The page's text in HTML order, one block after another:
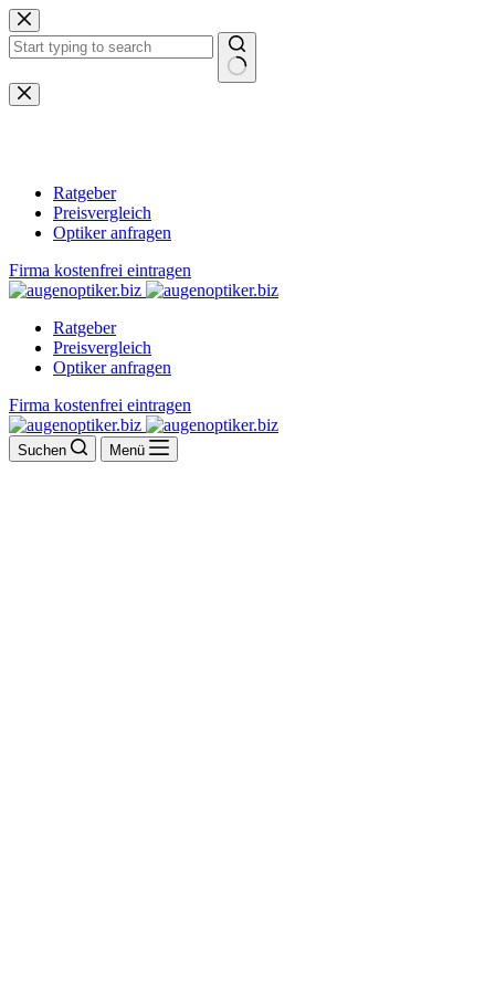
Zum
Inhalt
springen
Keine
Ergebnisse
Ratgeber
Preisvergleich
Optiker anfragen
Firma kostenfrei eintragen
Ratgeber
Preisvergleich
Optiker anfragen
Firma kostenfrei eintragen
Suchen Menü